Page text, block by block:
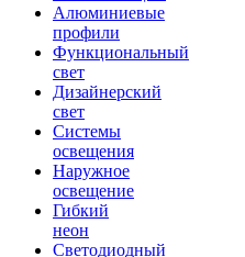
Алюминиевые
профили
Функциональный
свет
Дизайнерский
свет
Системы
освещения
Наружное
освещение
Гибкий
неон
Светодиодный